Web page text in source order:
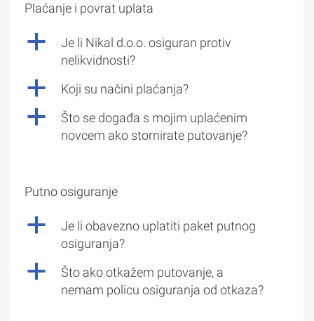
Plaćanje i povrat uplata
a
Je li Nikal d.o.o. osiguran protiv
nelikvidnosti?
a Koji su načini plaćanja?
a
Što se događa s mojim uplaćenim
novcem ako stornirate putovanje?
Putno osiguranje
a
Je li obavezno uplatiti paket putnog
osiguranja?
a
Što ako otkažem putovanje, a
nemam policu osiguranja od otkaza?